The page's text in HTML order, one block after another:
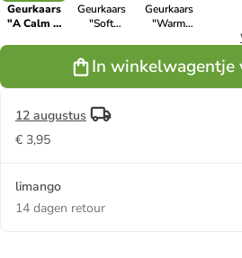
Geurkaars
"A Calm &
Geurkaars
"Soft
Geurkaars
"Warm
In winkelwagentje
12 augustus
€ 3,95
limango
14 dagen retour